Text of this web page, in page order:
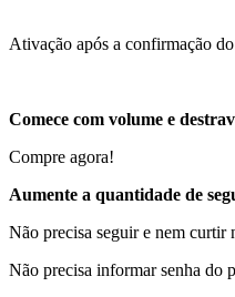
Ativação após a confirmação
Comece com volume e
Compre agora!
Aumente a quantidade de
Não precisa seguir e nem curtir
Não precisa informar senha do